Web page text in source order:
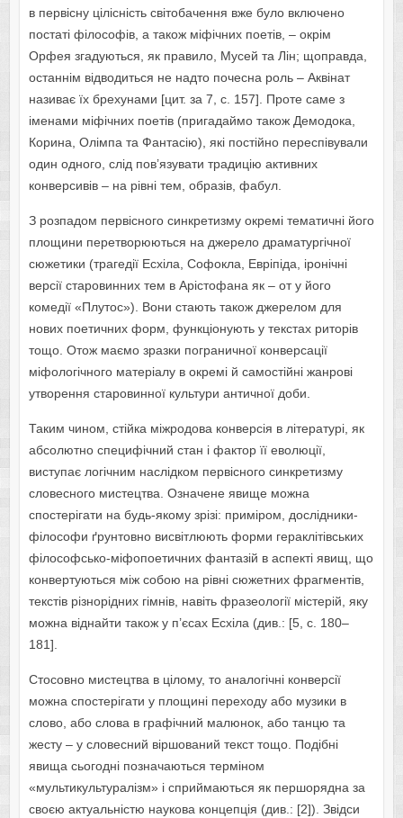
в первісну цілісність світобачення вже було включено
постаті філософів, а також міфічних поетів, – окрім
Орфея згадуються, як правило, Мусей та Лін; щоправда,
останнім відводиться не надто почесна роль – Аквінат
називає їх брехунами [цит. за 7, с. 157]. Проте саме з
іменами міфічних поетів (пригадаймо також Демодока,
Корина, Олімпа та Фантасію), які постійно переспівували
один одного, слід пов’язувати традицію активних
конверсивів – на рівні тем, образів, фабул.
З розпадом первісного синкретизму окремі тематичні його
площини перетворюються на джерело драматургічної
сюжетики (трагедії Есхіла, Софокла, Евріпіда, іронічні
версії старовинних тем в Арістофана як – от у його
комедії «Плутос»). Вони стають також джерелом для
нових поетичних форм, функціонують у текстах риторів
тощо. Отож маємо зразки пограничної конверсації
міфологічного матеріалу в окремі й самостійні жанрові
утворення старовинної культури античної доби.
Таким чином, стійка міжродова конверсія в літературі, як
абсолютно специфічний стан і фактор її еволюції,
виступає логічним наслідком первісного синкретизму
словесного мистецтва. Означене явище можна
спостерігати на будь-якому зрізі: приміром, дослідники-
філософи ґрунтовно висвітлюють форми гераклітівських
філософсько-міфопоетичних фантазій в аспекті явищ, що
конвертуються між собою на рівні сюжетних фрагментів,
текстів різнорідних гімнів, навіть фразеології містерій, яку
можна віднайти також у п’єсах Есхіла (див.: [5, с. 180–
181].
Стосовно мистецтва в цілому, то аналогічні конверсії
можна спостерігати у площині переходу або музики в
слово, або слова в графічний малюнок, або танцю та
жесту – у словесний віршований текст тощо. Подібні
явища сьогодні позначаються терміном
«мультикультуралізм» і сприймаються як першорядна за
своєю актуальністю наукова концепція (див.: [2]). Звідси